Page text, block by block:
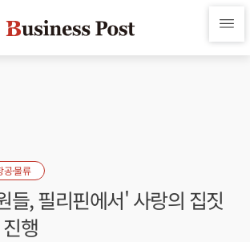
공·물류
들, 필리핀에서' 사랑의 집짓
행